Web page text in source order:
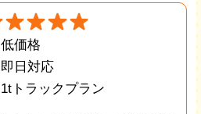
低価格
即日対応
1tトラックプラン